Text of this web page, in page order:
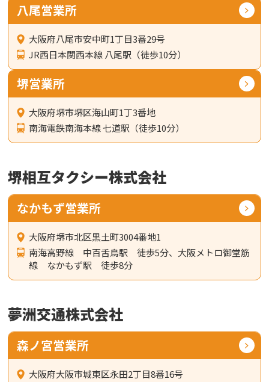
八尾営業所
大阪府八尾市安中町1丁目3番29号
JR西日本関西本線 八尾駅（徒歩10分）
堺営業所
大阪府堺市堺区海山町1丁3番地
南海電鉄南海本線 七道駅（徒歩10分）
堺相互タクシー株式会社
なかもず営業所
大阪府堺市北区黒土町3004番地1
南海高野線 中百舌鳥駅 徒歩5分、大阪メトロ御堂筋
線 なかもず駅 徒歩8分
夢洲交通株式会社
森ノ宮営業所
大阪府大阪市城東区永田2丁目8番16号